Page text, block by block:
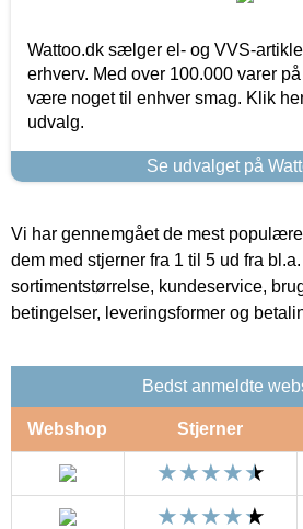
Wattoo.dk sælger el- og VVS-
erhverv. Med over 100.000 varer
være noget til enhver smag. Klik
udvalg.
Se udvalget på
Vi har gennemgået de mest
dem med stjerner fra 1 til 5 ud fra
sortimentstørrelse, kundeservice,
betingelser, leveringsformer og
Bedst anmeldte
Webshop Stjerner